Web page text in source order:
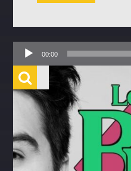
Lecteur
audio
00:00